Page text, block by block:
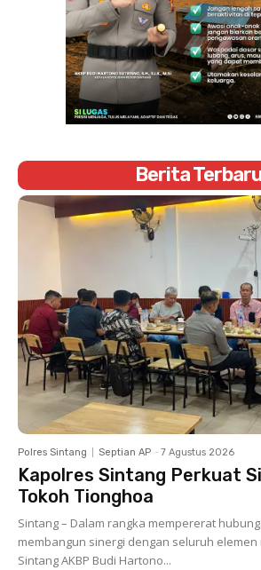
Berita
Polres Sintang Septian AP - 7 Agustus 2026
Kapolres Sintang Perkuat
Tokoh Tionghoa
Sintang – Dalam rangka mempererat
membangun sinergi dengan seluruh
Sintang AKBP Budi Hartono...